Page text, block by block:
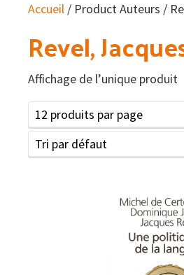
Accueil / Product Auteurs /
Revel,
Affichage de l’unique produit